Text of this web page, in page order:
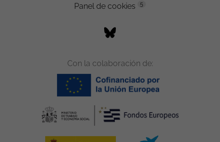
Panel de cookies
5
Con la colaboración de: